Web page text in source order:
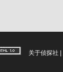
关于侦探社